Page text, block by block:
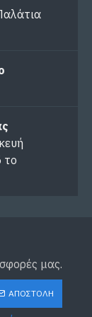
το
μας.
ΑΠΟΣΤΟΛΉ